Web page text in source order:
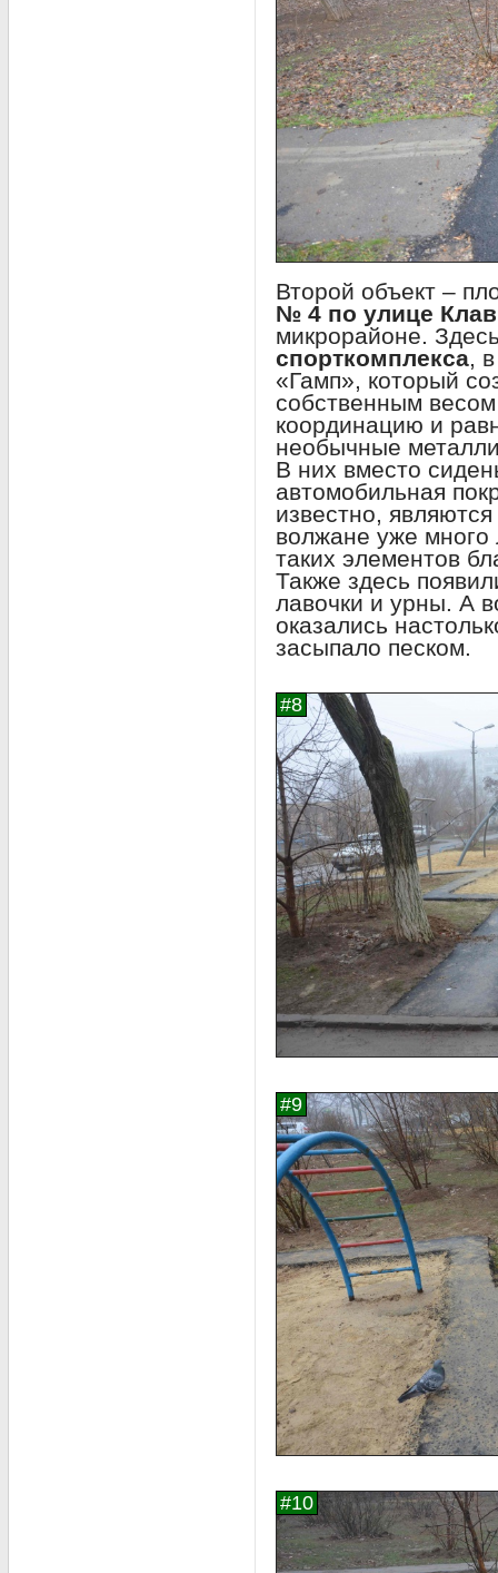
Второй объект –
№ 4 по улице
микрорайоне.
спорткомплекса,
«Гамп», который
собственным
координацию и
необычные
В них вместо
автомобильная
известно,
волжане уже много
таких элементов
Также здесь
лавочки и урны. А
оказались
засыпало песком.